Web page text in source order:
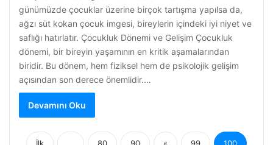
günümüzde çocuklar üzerine birçok tartışma yapılsa da,
ağzı süt kokan çocuk imgesi, bireylerin içindeki iyi niyet ve
saflığı hatırlatır. Çocukluk Dönemi ve Gelişim Çocukluk
dönemi, bir bireyin yaşamının en kritik aşamalarından
biridir. Bu dönem, hem fiziksel hem de psikolojik gelişim
açısından son derece önemlidir.…
Devamını Oku